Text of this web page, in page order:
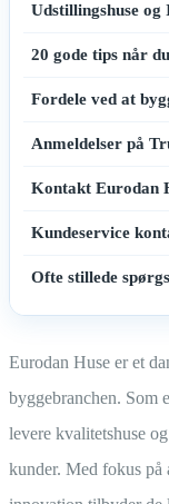
Udstillingshuse
20 gode tips når
Fordele ved at
Anmeldelser på
Kontakt Eurodan
Kundeservice
Ofte stillede
Eurodan Huse er et
byggebranchen. Som
levere kvalitetshuse
kunder. Med fokus